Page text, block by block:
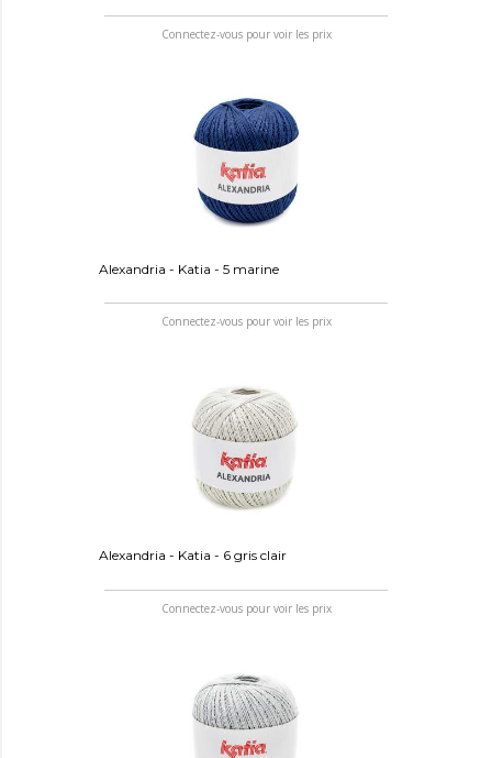
Connectez-vous pour voir les prix
Alexandria - Katia - 5 marine
Connectez-vous pour voir les prix
Alexandria - Katia - 6 gris clair
Connectez-vous pour voir les prix